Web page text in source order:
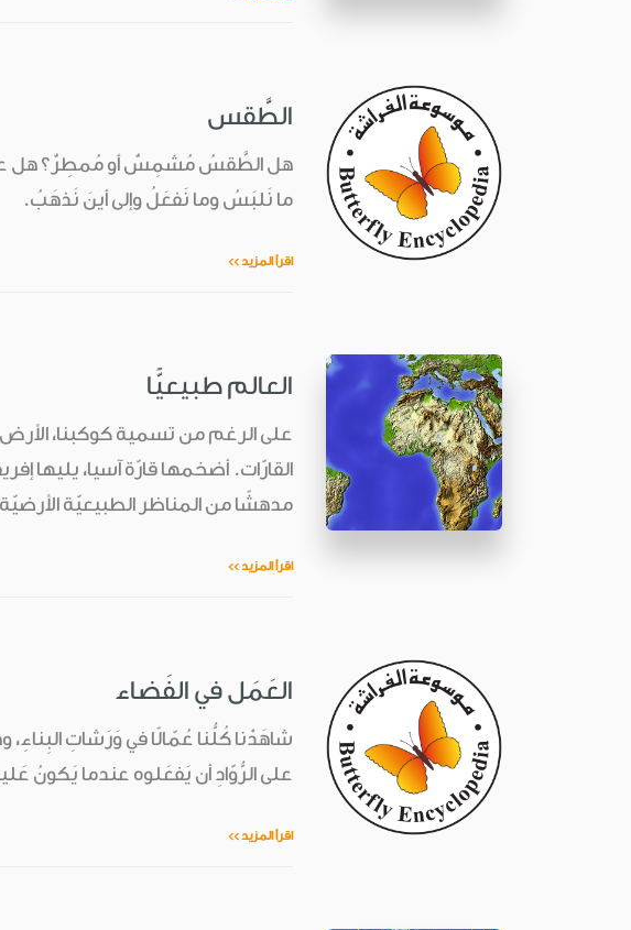
الطَّقس
هل الطَّقسُ مُشمِسٌ أو مُمطِرٌ؟ هل على
ما نَلبَسُ وما نَفعَلُ وإلى أينَ نَذهَبُ.
اقرأ المزيد >>
العالم طبيعيًّا
على الرغم من تسمية كوكبنا،
القارّات. أضخمها قارّة آسيا، يليها
مدهشًا من المناظر الطبيعيّة
اقرأ المزيد >>
العَمَل في الفَضاء
شاهَدْنا كُلُّنا عُمّالًا في وَرَشاتِ
على الرُّوّادِ أن يَفعَلوه عندما يَكونُ
اقرأ المزيد >>